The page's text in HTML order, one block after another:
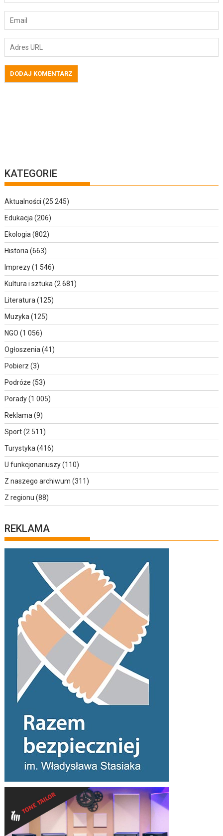
KATEGORIE
Aktualności (25 245)
Edukacja (206)
Ekologia (802)
Historia (663)
Imprezy(1 546)
Kultura i sztuka (2 681)
Literatura (125)
Muzyka (125)
NGO (1 056)
Ogłoszenia (41)
Pobierz (3)
Podróże (53)
Porady(1 005)
Reklama (9)
Sport(2 511)
Turystyka (416)
U funkcjonariuszy(110)
Z naszego archiwum (311)
Z regionu (88)
REKLAMA